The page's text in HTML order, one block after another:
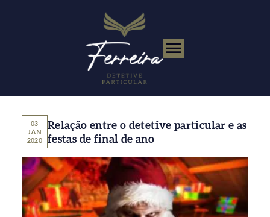
03
JAN
2020
Relação entre o detetive particular e as
festas de final de ano